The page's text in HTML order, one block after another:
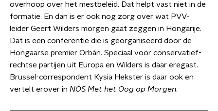
overhoop over het mestbeleid. Dat helpt vast niet in de
formatie. En dan is er ook nog zorg over wat PVV-
leider Geert Wilders morgen gaat zeggen in Hongarije.
Dat is een conferentie die is georganiseerd door de
Hongaarse premier Orbán. Speciaal voor conservatief-
rechtse partijen uit Europa en Wilders is daar eregast.
Brussel-correspondent Kysia Hekster is daar ook en
vertelt erover in NOS Met het Oog op Morgen.